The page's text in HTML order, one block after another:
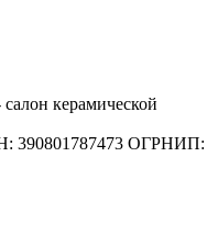
керамической
390801787473 ОГРНИП: